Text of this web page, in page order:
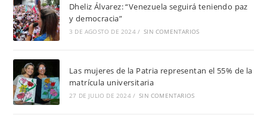
Dheliz Álvarez: “Venezuela seguirá teniendo paz
y democracia”
3 DE AGOSTO DE 2024 / SIN COMENTARIOS
Las mujeres de la Patria representan el 55% de la
matrícula universitaria
27 DE JULIO DE 2024 / SIN COMENTARIOS